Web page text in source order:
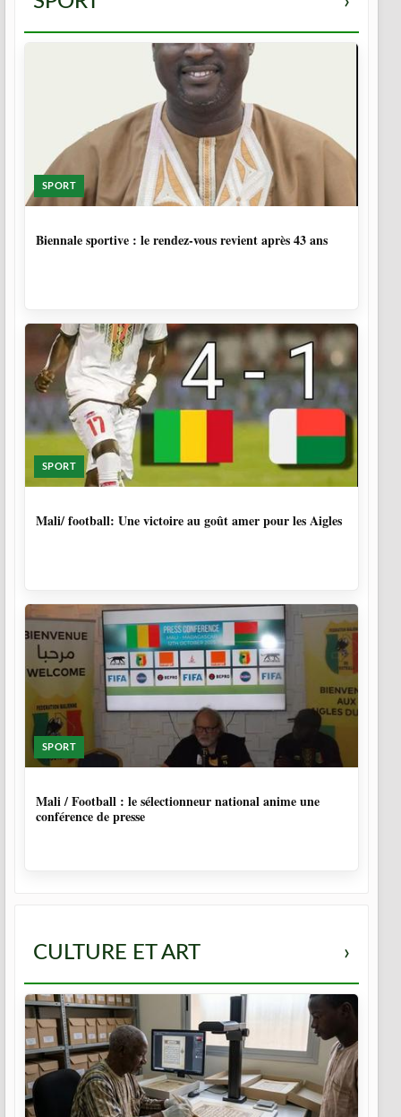
SPORT
Biennale sportive : le rendez-vous revient après 43 ans
SPORT
Mali/ football: Une victoire au goût amer pour les Aigles
SPORT
Mali / Football : le sélectionneur national anime une
conférence de presse
CULTURE ET ART ›